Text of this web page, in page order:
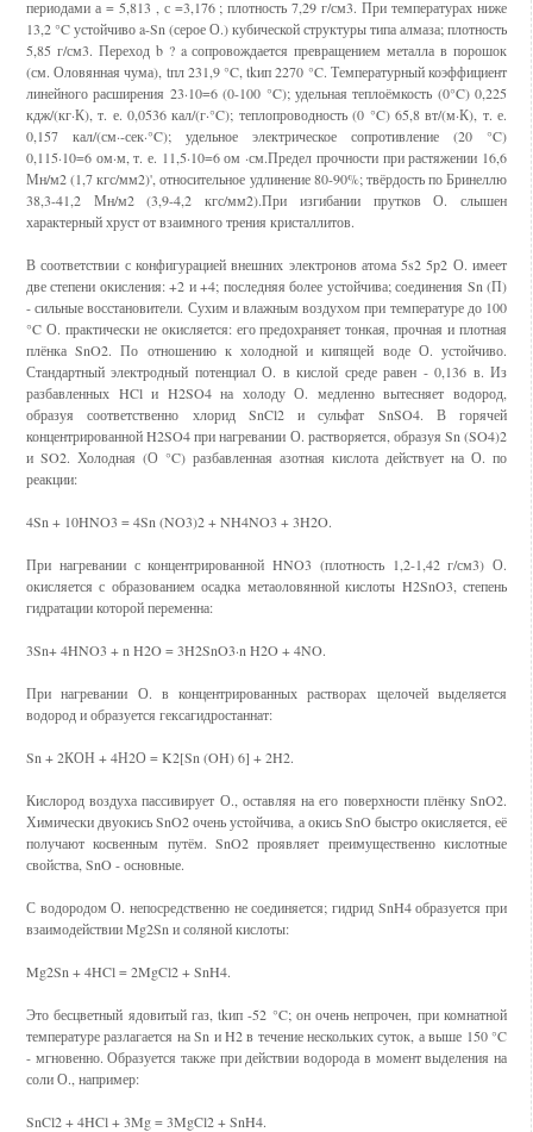
периодами а = 5,813 , с =3,176 ; плотность 7,29 г/см3. При температурах ниже
13,2 °C устойчиво a-Sn (серое О.) кубической структуры типа алмаза; плотность
5,85 г/см3. Переход b ? a сопровождается превращением металла в порошок
(см. Оловянная чума), tпл 231,9 °C, tkип 2270 °C. Температурный коэффициент
линейного расширения 23·10=6 (0-100 °C); удельная теплоёмкость (0°C) 0,225
кдж/(кг·К), т. е. 0,0536 кал/(г·°C); теплопроводность (0 °C) 65,8 вт/(м·К), т. е.
0,157 кал/(см·-сек·°C); удельное электрическое сопротивление (20 °C)
0,115·10=6 ом·м, т. е. 11,5·10=6 ом ·см.Предел прочности при растяжении 16,6
Мн/м2 (1,7 кгс/мм2)', относительное удлинение 80-90%; твёрдость по Бринеллю
38,3-41,2 Мн/м2 (3,9-4,2 кгс/мм2).При изгибании прутков О. слышен
характерный хруст от взаимного трения кристаллитов.
В соответствии с конфигурацией внешних электронов атома 5s2 5p2 О. имеет
две степени окисления: +2 и +4; последняя более устойчива; соединения Sn (П)
- сильные восстановители. Сухим и влажным воздухом при температуре до 100
°C О. практически не окисляется: его предохраняет тонкая, прочная и плотная
плёнка SnO2. По отношению к холодной и кипящей воде О. устойчиво.
Стандартный электродный потенциал О. в кислой среде равен - 0,136 в. Из
разбавленных HCl и H2SO4 на холоду О. медленно вытесняет водород,
образуя соответственно хлорид SnCl2 и сульфат SnSO4. В горячей
концентрированной H2SO4 при нагревании О. растворяется, образуя Sn (SO4)2
и SO2. Холодная (О °C) разбавленная азотная кислота действует на О. по
реакции:
4Sn + 10HNO3 = 4Sn (NO3)2 + NH4NO3 + 3H2O.
При нагревании с концентрированной HNO3 (плотность 1,2-1,42 г/см3) О.
окисляется с образованием осадка метаоловянной кислоты H2SnO3, степень
гидратации которой переменна:
3Sn+ 4HNO3 + n H2O = 3H2SnO3·n H2O + 4NO.
При нагревании О. в концентрированных растворах щелочей выделяется
водород и образуется гексагидростаннат:
Sn + 2КОН + 4Н2О = K2[Sn (OH) 6] + 2H2.
Кислород воздуха пассивирует О., оставляя на его поверхности плёнку SnO2.
Химически двуокись SnO2 очень устойчива, а окись SnO быстро окисляется, её
получают косвенным путём. SnO2 проявляет преимущественно кислотные
свойства, SnO - основные.
С водородом О. непосредственно не соединяется; гидрид SnH4 образуется при
взаимодействии Mg2Sn и соляной кислоты:
Mg2Sn + 4HCl = 2MgCl2 + SnH4.
Это бесцветный ядовитый газ, tkип -52 °C; он очень непрочен, при комнатной
температуре разлагается на Sn и H2 в течение нескольких суток, а выше 150 °C
- мгновенно. Образуется также при действии водорода в момент выделения на
соли О., например:
SnCl2 + 4HCl + 3Mg = 3MgCl2 + SnH4.